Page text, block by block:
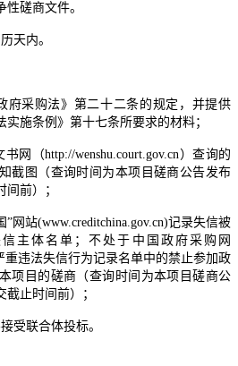
磋商文件。
天内。
府采购法》第二十二条的规定，并提供
实施条例》第十七条所要求的材料；
网（http://wenshu.court.gov.cn）查询的
截图（查询时间为本项目磋商公告发布
前）
；
”网站(www.creditchina.gov.cn)记录失信被
主体名单；不处于中国政府采购网
重违法失信行为记录名单中的禁止参加政
项目的磋商（查询时间为本项目磋商公
止时间前）
；
受联合体投标。